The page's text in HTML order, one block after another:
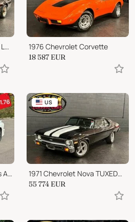
1988 Pontiac Firebird VERY LOW MILES | 5.7 V8 HATCHBACK AUTOMATIC GTA 1976 Chevrolet Corvette
18 587 EUR
1994 Pontiac Firebird Trans Am LT1 V8 6 SPEED MANUAL TRANS T TOPS CLEAN CARFAX!
US
1971 Chevrolet Nova TUXEDO BLACK SS PAINT IS INCREDIBLE | AC PS PDB
55 774 EUR